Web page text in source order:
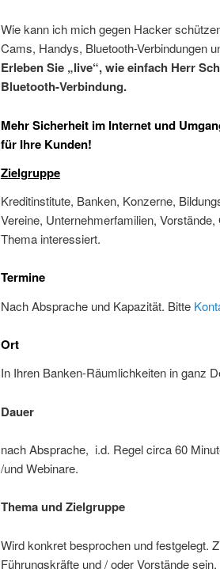
Wie kann ich mich gegen Hacker
Cams, Handys, Bluetooth-Verbindungen
Erleben Sie „live“, wie einfach Herr
Bluetooth-Verbindung.
Mehr Sicherheit im Internet und
für Ihre Kunden!
Zielgruppe
Kreditinstitute, Banken, Konzerne,
Vereine, Unternehmerfamilien,
Thema interessiert.
Termine
Nach Absprache und Kapazität. Bitte
Ort
In Ihren Banken-Räumlichkeiten in ganz
Dauer
nach Absprache, i.d. Regel circa 60
/und Webinare.
Thema und Zielgruppe
Wird konkret besprochen und festgelegt.
Führungskräfte und / oder Vorstände sein.